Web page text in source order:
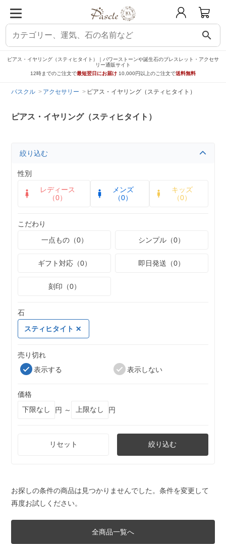
search
ピアス・イヤリング（スティヒタイト）｜パワーストーンや誕生石のブレスレット・アクセサ
リー通販サイト
12時までのご注文で最短翌日にお届け 10,000円以上のご注文で送料無料
パスクル アクセサリー ピアス・イヤリング（スティヒタイト）
ピアス・イヤリング（スティヒタイト）
絞り込む
性別
レディース
（0）
メンズ
（0）
キッズ
（0）
こだわり
一点もの（0）
シンプル（0）
ギフト対応（0） 即日発送（0）
刻印（0）
石
スティヒタイト
売り切れ
表示する
表示しない
価格
円 ～
円
リセット 絞り込む
お探しの条件の商品は見つかりませんでした。条件を変更して
再度お試しください。
全商品一覧へ